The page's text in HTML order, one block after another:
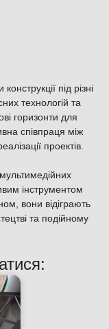
під різні
технологій та
горизонти для
співпраця між
проектів.
інструментом
вони відіграють
та подійному